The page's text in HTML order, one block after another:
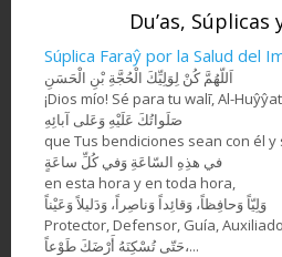
Du’as, Súplicas
Súplica Faraŷ por la Salud del
اَللّهُمَّ كُنْ لِوَلِيِّكَ الْحُجَّةِ بْنِ الْحَسَنِ
¡Dios mío! Sé para tu walī, Al-
صَلَواتُكَ عَلَيْهِ وَعَلى آبائِهِ
que Tus bendiciones sean con él
في هذِهِ السّاعَةِ وَفي كُلِّ ساعَةٍ
en esta hora y en toda hora,
وَلِيّاً وَحافِظاً، وَقائِداً ‏وَناصِراً، وَدَليلاً وَعَيْناً
Protector, Defensor, Guía,
حَتّى تُسْكِنَهُ أَرْضَكَ طَوْعاً،...